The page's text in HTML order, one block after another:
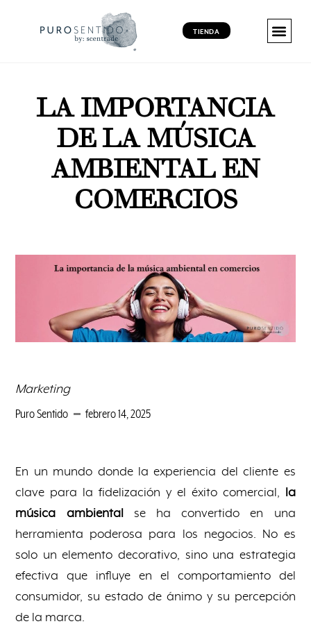
TIENDA
LA IMPORTANCIA
DE LA MÚSICA
AMBIENTAL EN
COMERCIOS
Marketing
Puro Sentido
febrero 14, 2025
En un mundo donde la experiencia del cliente es
clave para la fidelización y el éxito comercial, la
música ambiental se ha convertido en una
herramienta poderosa para los negocios. No es
solo un elemento decorativo, sino una estrategia
efectiva que influye en el comportamiento del
consumidor, su estado de ánimo y su percepción
de la marca.